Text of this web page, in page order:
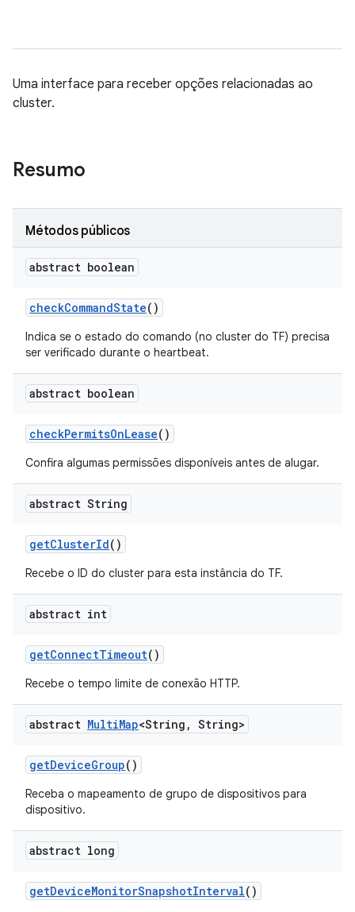
Uma interface para receber opções relacionadas ao
cluster.
Resumo
Métodos públicos
abstract boolean
checkCommandState()
Indica se o estado do comando (no cluster do TF) precisa
ser verificado durante o heartbeat.
abstract boolean
checkPermitsOnLease()
Confira algumas permissões disponíveis antes de alugar.
abstract String
getClusterId()
Recebe o ID do cluster para esta instância do TF.
abstract int
getConnectTimeout()
Recebe o tempo limite de conexão HTTP.
abstract MultiMap<String , String>
getDeviceGroup()
Receba o mapeamento de grupo de dispositivos para
dispositivo.
abstract long
getDeviceMonitorSnapshotInterval()